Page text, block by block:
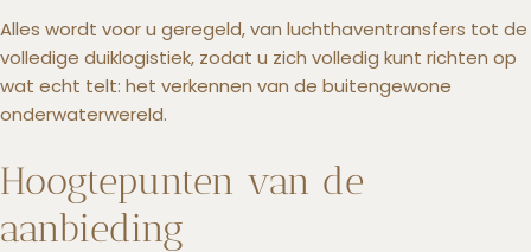
Alles wordt voor u geregeld, van luchthaventransfers tot de
volledige duiklogistiek, zodat u zich volledig kunt richten op
wat echt telt: het verkennen van de buitengewone
onderwaterwereld.
Hoogtepunten van de
aanbieding